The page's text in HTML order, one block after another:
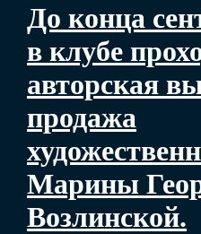
До конца
в клубе
авторская
продажа
Марины
Возлинской.